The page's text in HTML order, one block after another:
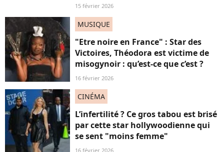
15 février 2026
MUSIQUE
"Etre noire en France" : Star des
Victoires, Théodora est victime de
misogynoir : qu’est-ce que c’est ?
16 février 2026
CINÉMA
L’infertilité ? Ce gros tabou est brisé
par cette star hollywoodienne qui
se sent "moins femme"
16 février 2026